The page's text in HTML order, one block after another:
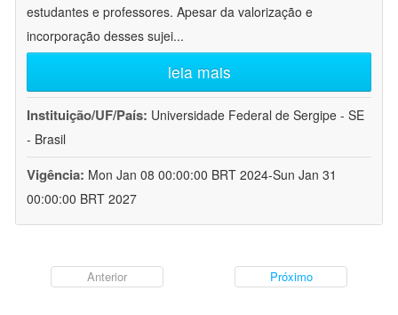
estudantes e professores. Apesar da valorização e
incorporação desses sujei...
leia mais
Instituição/UF/País: Universidade Federal de Sergipe - SE
- Brasil
Vigência: Mon Jan 08 00:00:00 BRT 2024-Sun Jan 31
00:00:00 BRT 2027
Anterior Próximo